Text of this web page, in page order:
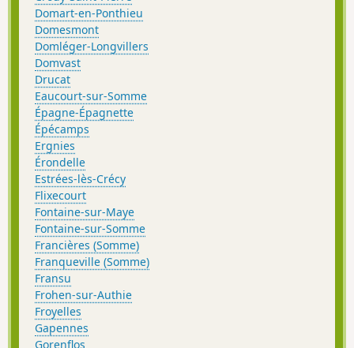
Domart-en-Ponthieu
Domesmont
Domléger-Longvillers
Domvast
Drucat
Eaucourt-sur-Somme
Épagne-Épagnette
Épécamps
Ergnies
Érondelle
Estrées-lès-Crécy
Flixecourt
Fontaine-sur-Maye
Fontaine-sur-Somme
Francières (Somme)
Franqueville (Somme)
Fransu
Frohen-sur-Authie
Froyelles
Gapennes
Gorenflos